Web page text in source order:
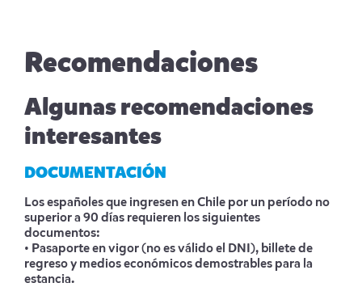
Recomendaciones
Algunas recomendaciones
interesantes
DOCUMENTACIÓN
Los españoles que ingresen en Chile por un período no
superior a 90 días requieren los siguientes
documentos:
• Pasaporte en vigor (no es válido el DNI), billete de
regreso y medios económicos demostrables para la
estancia.